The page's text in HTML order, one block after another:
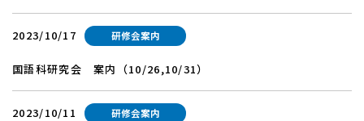
2023/10/17 研修会案内
国語科研究会 案内（10/26,10/31）
2023/10/11 研修会案内